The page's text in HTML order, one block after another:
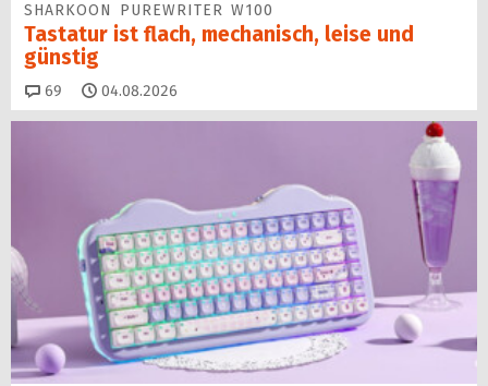
SHARKOON PUREWRITER W100
Tastatur ist flach, mechanisch, leise und
günstig
69 Kommentare
04.08.2026